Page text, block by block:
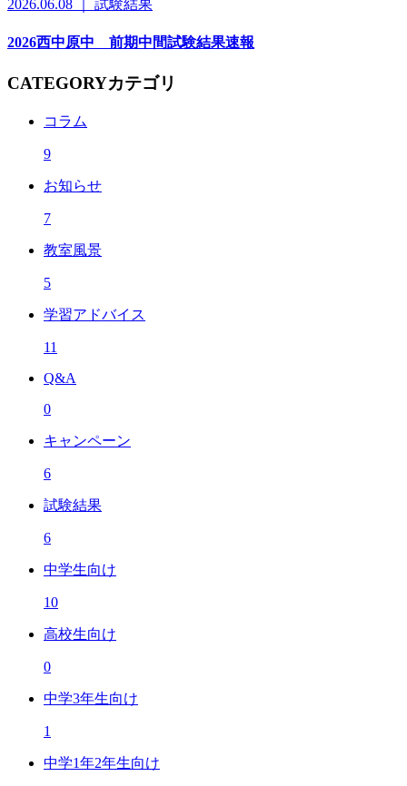
2026.06.08 ｜ 試験結果
2026西中原中 前期中間試験結果速報
CATEGORYカテゴリ
コラム
9
お知らせ
7
教室風景
5
学習アドバイス
11
Q&A
0
キャンペーン
6
試験結果
6
中学生向け
10
高校生向け
0
中学3年生向け
1
中学1年2年生向け